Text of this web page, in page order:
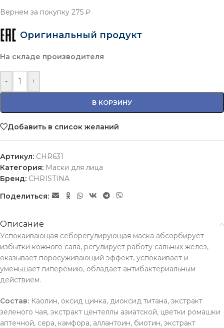
Вернем за покупку 275 ₽
Оригинальный продукт
На складе производителя
- +
В КОРЗИНУ
Добавить в список желаний
Артикул: CHR631
Категория: Маски для лица
Бренд: CHRISTINA
Поделиться:
Описание
Успокаивающая cеборегулирующая маска абсорбирует
избытки кожного сала, регулирует работу сальных желез,
оказывает поросуживающий эффект, успокаивает и
уменьшает гиперемию, обладает антибактериальным
действием.
Состав: Каолин, оксид цинка, диоксид титана, экстракт
зеленого чая, экстракт центеллы азиатской, цветки ромашки
аптечной, сера, камфора, аллантоин, биотин, экстракт